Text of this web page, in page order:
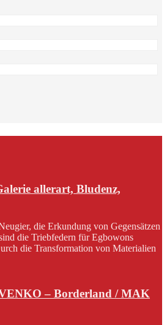
allerart, Bludenz,
die Erkundung von Gegensätzen
die Triebfedern für Egbowons
die Transformation von Materialien
– Borderland / MAK